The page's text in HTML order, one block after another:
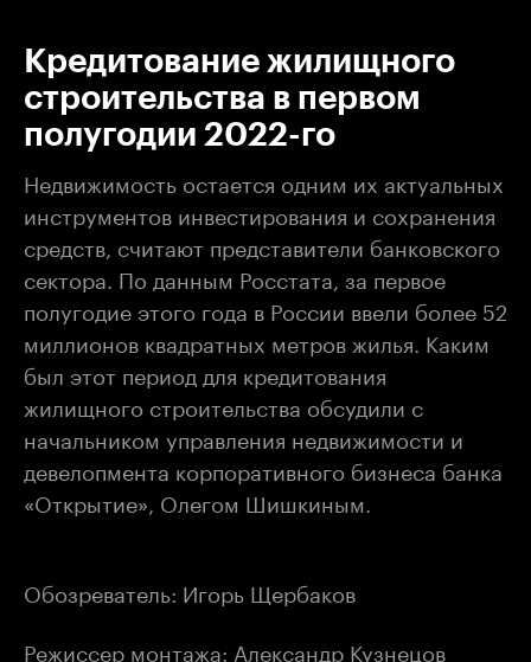
Кредитование жилищного
строительства в первом
полугодии 2022-го
Недвижимость остается одним их актуальных
инструментов инвестирования и сохранения
средств, считают представители банковского
сектора. По данным Росстата, за первое
полугодие этого года в России ввели более 52
миллионов квадратных метров жилья. Каким
был этот период для кредитования
жилищного строительства обсудили с
начальником управления недвижимости и
девелопмента корпоративного бизнеса банка
«Открытие», Олегом Шишкиным.
Обозреватель: Игорь Щербаков
Режиссер монтажа: Александр Кузнецов